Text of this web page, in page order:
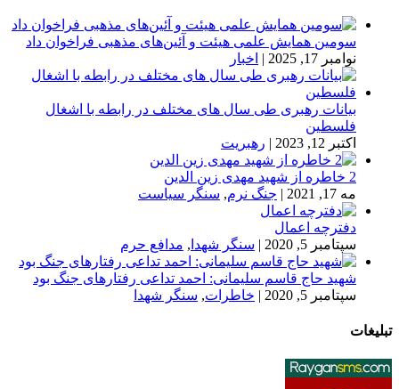
سومین همایش علمی هیئت و آئین‌های مذهبی فراخوان داد
نوامبر 17, 2025
| اخبار
بیانات رهبری طی سال های مختلف در رابطه با اشغال
فلسطین
اکتبر 12, 2023
| رهبریت
2 خاطره از شهید مهدی زین الدین
مه 17, 2021
| جنگ نرم, سنگر سیاست
دفترچه اعمال
سپتامبر 5, 2020
| سنگر شهدا , مدافع حرم
شهید حاج قاسم سلیمانی: احمد تداعی رفتارهای جنگ بود
سپتامبر 5, 2020
| خاطرات, سنگر شهدا
تبلیغات